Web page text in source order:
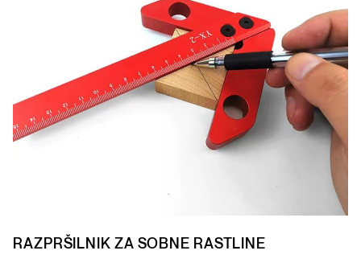
RAZPRŠILNIK ZA SOBNE RASTLINE